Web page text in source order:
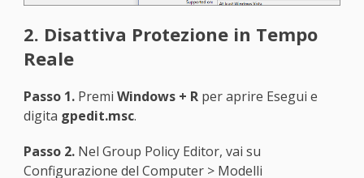
2. Disattiva Protezione in Tempo
Reale
Passo 1.Premi Windows + Rper aprire Esegui e
digita gpedit.msc.
Passo 2.Nel Group Policy Editor, vai su
Configurazione del Computer > Modelli